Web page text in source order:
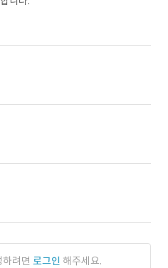
려면 로그인 해주세요.